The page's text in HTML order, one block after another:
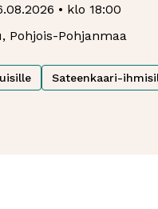
• klo 18:00
Pohjois-Pohjanmaa
Sateenkaari-